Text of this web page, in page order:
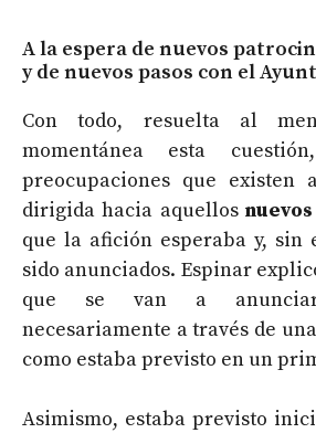
A la espera de nuevos
y de nuevos pasos con el
Con todo, resuelta al
momentánea esta
preocupaciones que
dirigida hacia aquellos
que la afición esperaba y, sin
sido anunciados. Espinar
que se van a
necesariamente a través de
como estaba previsto en un
Asimismo, estaba previsto